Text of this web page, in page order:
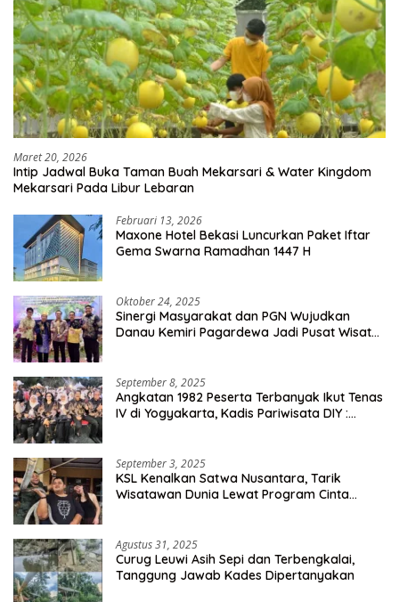
Maret 20, 2026
Intip Jadwal Buka Taman Buah Mekarsari & Water Kingdom
Mekarsari Pada Libur Lebaran
Februari 13, 2026
Maxone Hotel Bekasi Luncurkan Paket Iftar
Gema Swarna Ramadhan 1447 H
Oktober 24, 2025
Sinergi Masyarakat dan PGN Wujudkan
Danau Kemiri Pagardewa Jadi Pusat Wisata
September 8, 2025
Angkatan 1982 Peserta Terbanyak Ikut Tenas
IV di Yogyakarta, Kadis Pariwisata DIY :
September 3, 2025
KSL Kenalkan Satwa Nusantara, Tarik
Wisatawan Dunia Lewat Program Cinta
Agustus 31, 2025
Curug Leuwi Asih Sepi dan Terbengkalai,
Tanggung Jawab Kades Dipertanyakan